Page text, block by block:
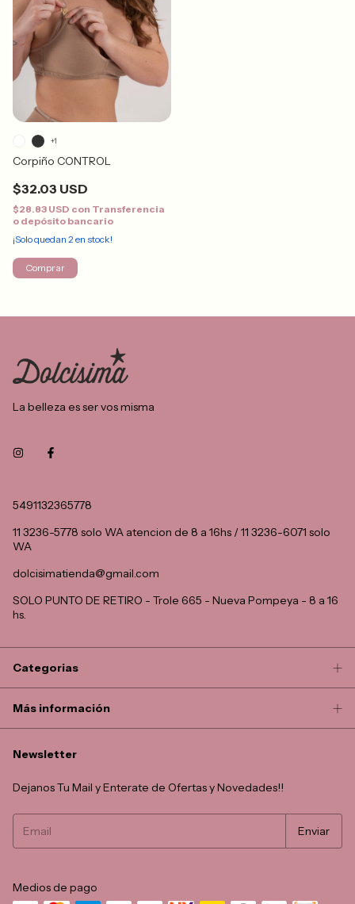
Corpiño CONTROL
$32.03 USD
$28.83 USD con Transferencia
o depósito bancario
¡Solo quedan 2en stock!
+1
Comprar
La belleza es ser vos misma
5491132365778
11 3236-5778 solo WA atencion de 8 a 16hs / 11 3236-6071 solo
WA
dolcisimatienda@gmail.com
SOLO PUNTO DE RETIRO - Trole 665 - Nueva Pompeya - 8 a 16
hs.
Categorias
Más información
Newsletter
Dejanos Tu Mail y Enterate de Ofertas y Novedades!!
Medios de pago